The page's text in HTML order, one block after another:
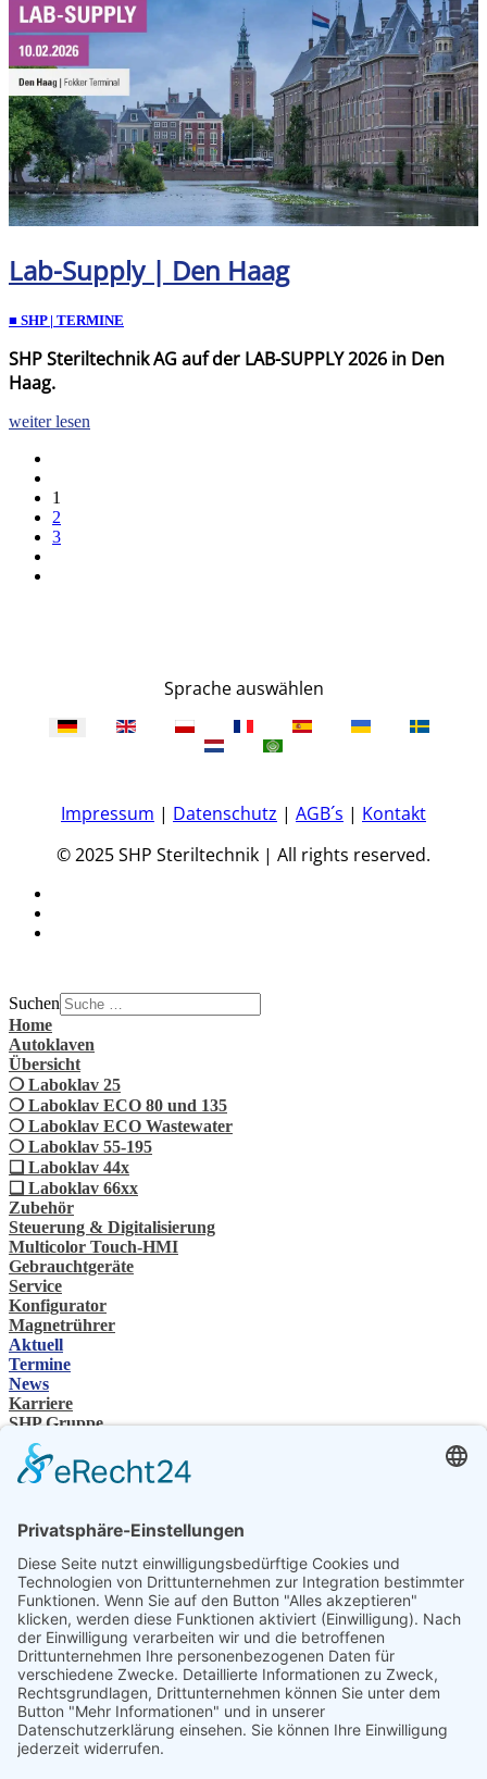
Lab-Supply | Den Haag
■ SHP | TERMINE
SHP Steriltechnik AG auf der LAB-SUPPLY 2026 in Den
Haag.
weiter lesen
1
2
3
Sprache auswählen
Impressum | Datenschutz | AGB´s | Kontakt
© 2025 SHP Steriltechnik | All rights reserved.
Suchen
Home
Autoklaven
Übersicht
❍ Laboklav 25
❍ Laboklav ECO 80 und 135
❍ Laboklav ECO Wastewater
❍ Laboklav 55-195
❏ Laboklav 44x
❏ Laboklav 66xx
Zubehör
Steuerung & Digitalisierung
Multicolor Touch-HMI
Gebrauchtgeräte
Service
Konfigurator
Magnetrührer
Aktuell
Termine
News
Karriere
SHP Gruppe
Unternehmensgruppe
Ansprechpartner
Kontakt
SHP Fachwissen
SHP FAQ´s
SHP Downloads
Konfigurator
Sprache auswählen
DE
EN
PL